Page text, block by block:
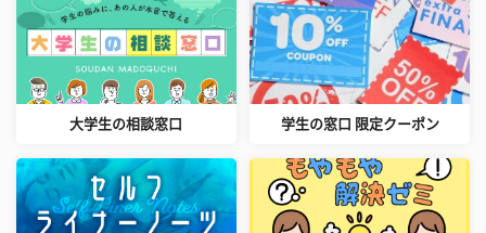
大学生の相談窓口 学生の窓口 限定クーポン